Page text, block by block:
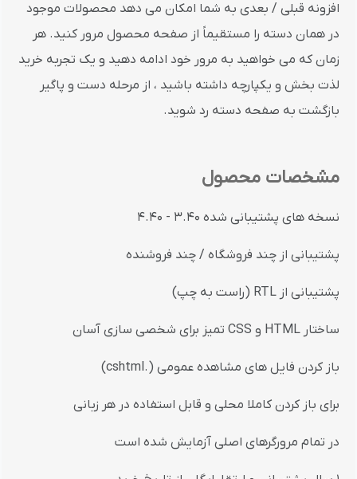
افزونه قبلی / بعدی به شما امکان می دهد محصولات موجود
در همان دسته را مستقیماً از صفحه محصول مرور کنید. هر
زمان که می خواهید به مرور خود ادامه دهید و یک تجربه خرید
لذت بخش و یکپارچه داشته باشید ، از مرحله دست و پاگیر
بازگشت به صفحه دسته رد شوید.
مشخصات محصول
نسخه های پشتیبانی شده 3.40 - 4.40
پشتیبانی از چند فروشگاه / چند فروشنده
پشتیبانی از RTL (راست به چپ)
ساختار HTML و CSS تمیز برای شخصی سازی آسان
باز کردن فایل های مشاهده عمومی (.cshtml)
برای باز کردن کاملا محلی و قابل استفاده در هر زبانی
در تمام مرورگرهای اصلی آزمایش شده است